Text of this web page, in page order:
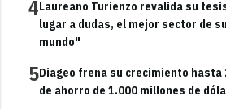
4Laureano Turienzo revalida su
lugar a dudas, el mejor sector de
mundo"
5Diageo frena su crecimiento hasta
de ahorro de 1.000 millones de